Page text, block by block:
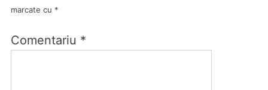
marcate cu *
Comentariu *